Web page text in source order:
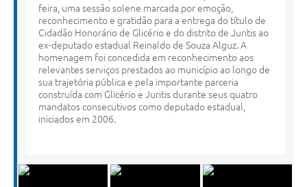
feira, uma sessão solene marcada por emoção,
reconhecimento e gratidão para a entrega do título de
Cidadão Honorário de Glicério e do distrito de Juritis ao
ex-deputado estadual Reinaldo de Souza Alguz. A
homenagem foi concedida em reconhecimento aos
relevantes serviços prestados ao município ao longo de
sua trajetória pública e pela importante parceria
construída com Glicério e Juritis durante seus quatro
mandatos consecutivos como deputado estadual,
iniciados em 2006.